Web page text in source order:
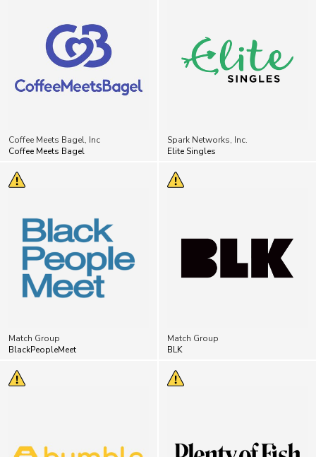
Coffee Meets Bagel, Inc
Coffee Meets Bagel
Spark Networks, Inc.
Elite Singles
Match Group
BlackPeopleMeet
Match Group
BLK